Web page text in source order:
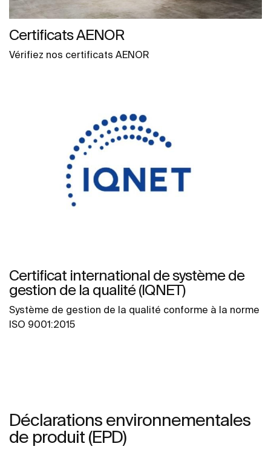
Certificats AENOR
Vérifiez nos certificats AENOR
Certificat international de système de
gestion de la qualité (IQNET)
Système de gestion de la qualité conforme à la norme
ISO 9001:2015
Déclarations environnementales
de produit (EPD)